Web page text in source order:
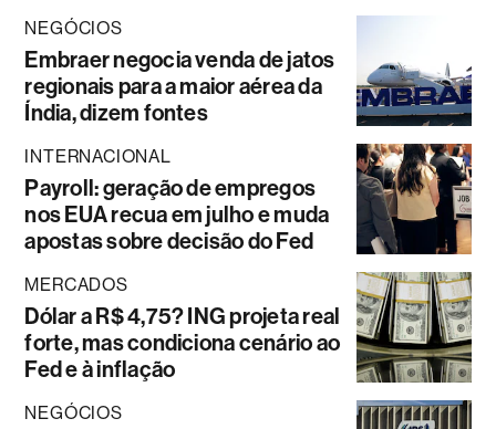
NEGÓCIOS
Embraer negocia venda de jatos
regionais para a maior aérea da
Índia, dizem fontes
INTERNACIONAL
Payroll: geração de empregos
nos EUA recua em julho e muda
apostas sobre decisão do Fed
MERCADOS
Dólar a R$ 4,75? ING projeta real
forte, mas condiciona cenário ao
Fed e à inflação
NEGÓCIOS